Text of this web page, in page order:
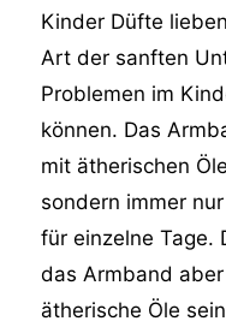
Kinder Düfte
Art der sanften
Problemen im
können. Das
mit ätherischen
sondern immer
für einzelne Tage.
das Armband
ätherische Öle